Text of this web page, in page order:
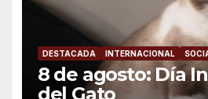
DESTACADA INTERNACIONAL
8 de agosto: Día
del Gato